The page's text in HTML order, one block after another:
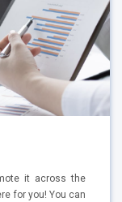
it across the
for you! You can